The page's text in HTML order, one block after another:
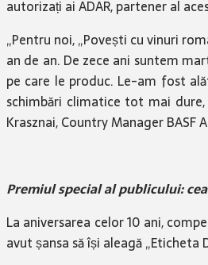
autorizați ai ADAR, partener al
„Pentru noi, „Povești cu vinuri
an de an. De zece ani suntem
pe care le produc. Le-am fost
schimbări climatice tot mai
Krasznai, Country Manager
Premiul special al publicului:
La aniversarea celor 10 ani,
avut șansa să își aleagă